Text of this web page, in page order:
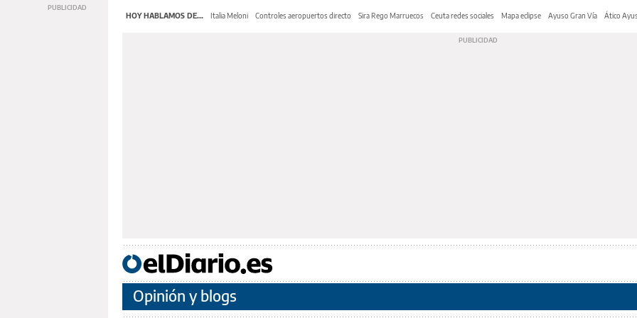
HOY HABLAMOS DE... Italia Meloni Controles aeropuertos directo Sira Rego Marruecos Ceuta redes sociales Mapa eclipse Ayuso Gran Vía Ático
Opinión y blogs